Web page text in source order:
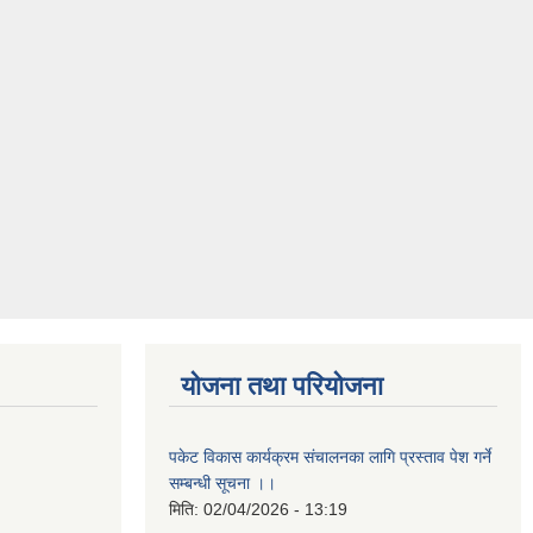
योजना तथा परियोजना
पकेट विकास कार्यक्रम संचालनका लागि प्रस्ताव पेश गर्ने
सम्बन्धी सूचना ।।
मिति: 02/04/2026 - 13:19